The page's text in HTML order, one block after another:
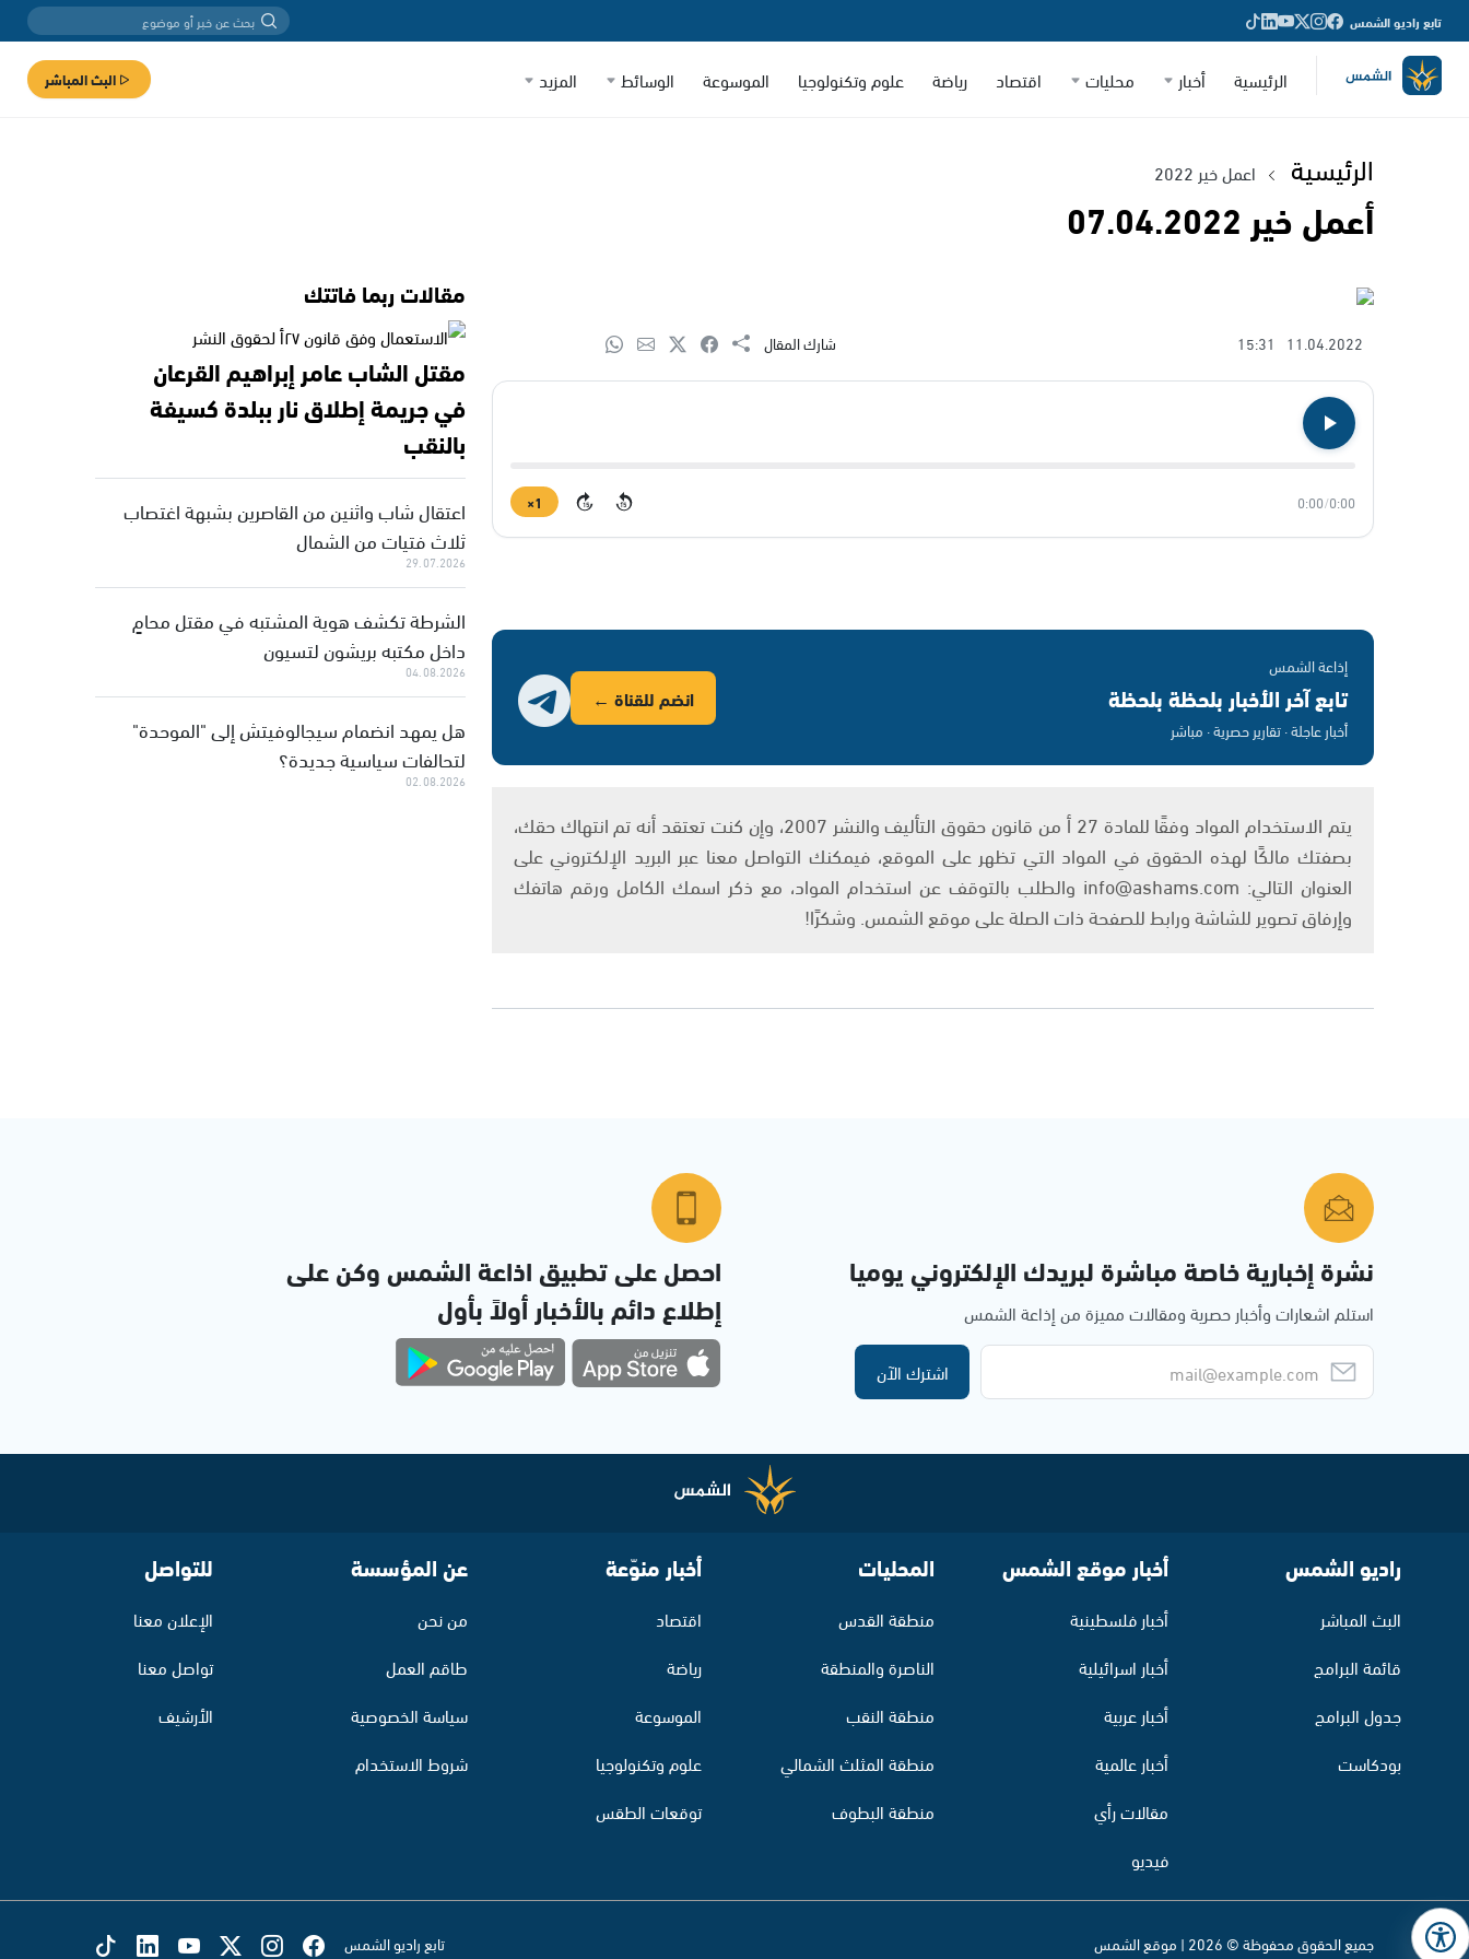
تابع راديو الشمس
الرئيسية أخبار محليات اقتصاد رياضة علوم وتكنولوجيا الموسوعة الوسائط المزيد البث المباشر
الرئيسية اعمل خير 2022
أعمل خير 07.04.2022
11.04.2022
15:31 شارك المقال
0:00
/
0:00
15
15
1×
إذاعة الشمس
تابع آخر الأخبار بلحظة بلحظة
أخبار عاجلة · تقارير حصرية · مباشر
انضم للقناة ←
يتم الاستخدام المواد وفقًا للمادة 27 أ من قانون حقوق التأليف والنشر 2007، وإن كنت تعتقد أنه تم انتهاك حقك،
بصفتك مالكًا لهذه الحقوق في المواد التي تظهر على الموقع، فيمكنك التواصل معنا عبر البريد الإلكتروني على
العنوان التالي: info@ashams.com والطلب بالتوقف عن استخدام المواد، مع ذكر اسمك الكامل ورقم هاتفك
وإرفاق تصوير للشاشة ورابط للصفحة ذات الصلة على موقع الشمس. وشكرًا!
مقالات ربما فاتتك
مقتل الشاب عامر إبراهيم القرعان
في جريمة إطلاق نار ببلدة كسيفة
بالنقب
اعتقال شاب واثنين من القاصرين بشبهة اغتصاب
ثلاث فتيات من الشمال
29.07.2026
الشرطة تكشف هوية المشتبه في مقتل محامٍ
داخل مكتبه بريشون لتسيون
04.08.2026
هل يمهد انضمام سيجالوفيتش إلى "الموحدة"
لتحالفات سياسية جديدة؟
02.08.2026
نشرة إخبارية خاصة مباشرة لبريدك الإلكتروني يوميا
استلم اشعارات وأخبار حصرية ومقالات مميزة من إذاعة الشمس
اشترك الآن
احصل على تطبيق اذاعة الشمس وكن على
إطلاع دائم بالأخبار أولاً بأول
راديو الشمس
البث المباشر
قائمة البرامج
جدول البرامج
بودكاست
أخبار موقع الشمس
أخبار فلسطينية
أخبار اسرائيلية
أخبار عربية
أخبار عالمية
مقالات رأي
فيديو
المحليات
منطقة القدس
الناصرة والمنطقة
منطقة النقب
منطقة المثلث الشمالي
منطقة البطوف
أخبار منوّعة
اقتصاد
رياضة
الموسوعة
علوم وتكنولوجيا
توقعات الطقس
عن المؤسسة
من نحن
طاقم العمل
سياسة الخصوصية
شروط الاستخدام
للتواصل
الإعلان معنا
تواصل معنا
الأرشيف
جميع الحقوق محفوظة © 2026 | موقع الشمس تابع راديو الشمس